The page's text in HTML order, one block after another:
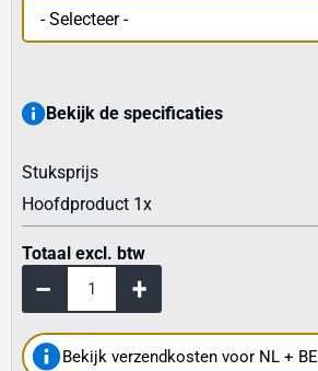
Bekijk de specificaties
Stuksprijs
Hoofdproduct 1 x
Totaal excl. btw
Bekijk verzendkosten voor NL + BE